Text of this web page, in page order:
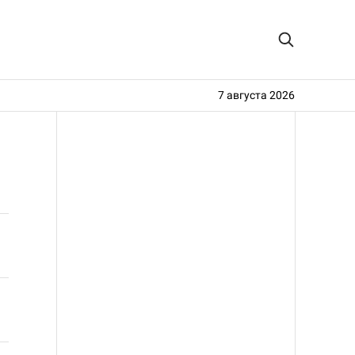
7 августа 2026